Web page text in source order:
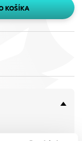
KOŠÍKA